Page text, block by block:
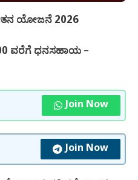
ಯೋಜನೆ 2026
ವರೆಗೆ ಧನಸಹಾಯ –
Join Now
Join Now